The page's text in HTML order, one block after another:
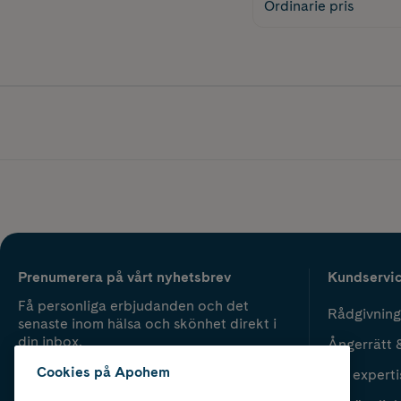
Ordinarie pris
Prenumerera på vårt nyhetsbrev
Få personliga erbjudanden och det
senaste inom hälsa och skönhet direkt i
din inbox.
Ångerrätt
Vår
Cookies på Apohem